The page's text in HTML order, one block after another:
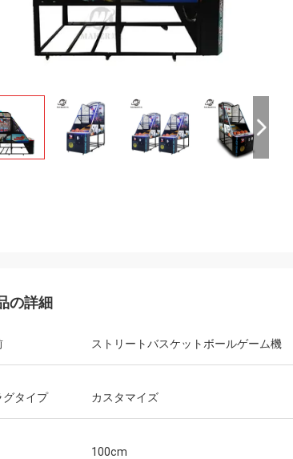
の詳細
ストリートバスケットボールゲーム機
グタイプ カスタマイズ
100cm